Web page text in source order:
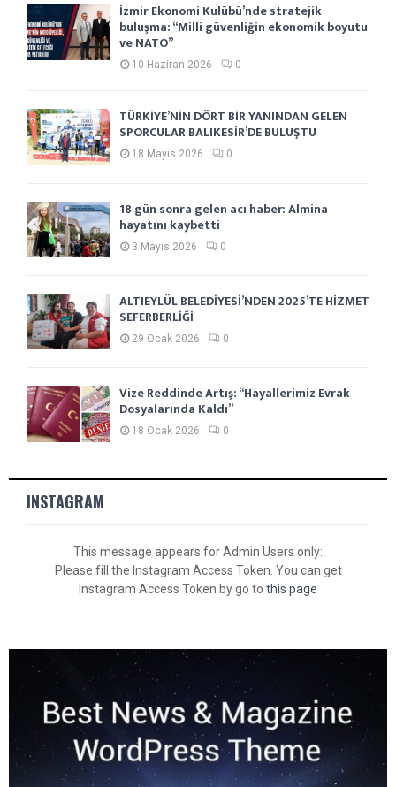
İzmir Ekonomi Kulübü’nde stratejik
buluşma: “Milli güvenliğin ekonomik boyutu
ve NATO”
10 Haziran 2026 0
TÜRKİYE’NİN DÖRT BİR YANINDAN GELEN
SPORCULAR BALIKESİR’DE BULUŞTU
18 Mayıs 2026 0
18 gün sonra gelen acı haber: Almina
hayatını kaybetti
3 Mayıs 2026 0
ALTIEYLÜL BELEDİYESİ’NDEN 2025’TE HİZMET
SEFERBERLİĞİ
29 Ocak 2026 0
Vize Reddinde Artış: “Hayallerimiz Evrak
Dosyalarında Kaldı”
18 Ocak 2026 0
INSTAGRAM
This message appears for Admin Users only:
Please fill the Instagram Access Token. You can get
Instagram Access Token by go to this page